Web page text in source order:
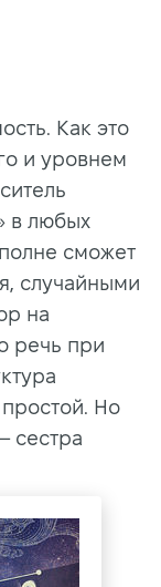
Как это
и уровнем
в любых
сможет
случайными
на
речь при
Но
сестра